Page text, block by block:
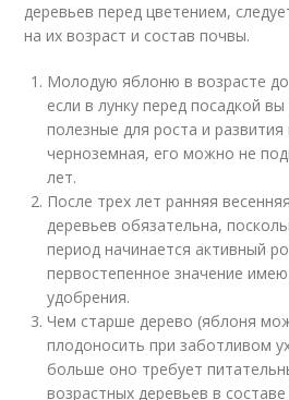
деревьев перед цветением,
на их возраст и состав почвы.
Молодую яблоню в возрасте
если в лунку перед посадкой
полезные для роста и
черноземная, его можно не
лет.
После трех лет ранняя
деревьев обязательна,
период начинается активный
первостепенное значение
удобрения.
Чем старше дерево (яблоня
плодоносить при заботливом
больше оно требует
возрастных деревьев в